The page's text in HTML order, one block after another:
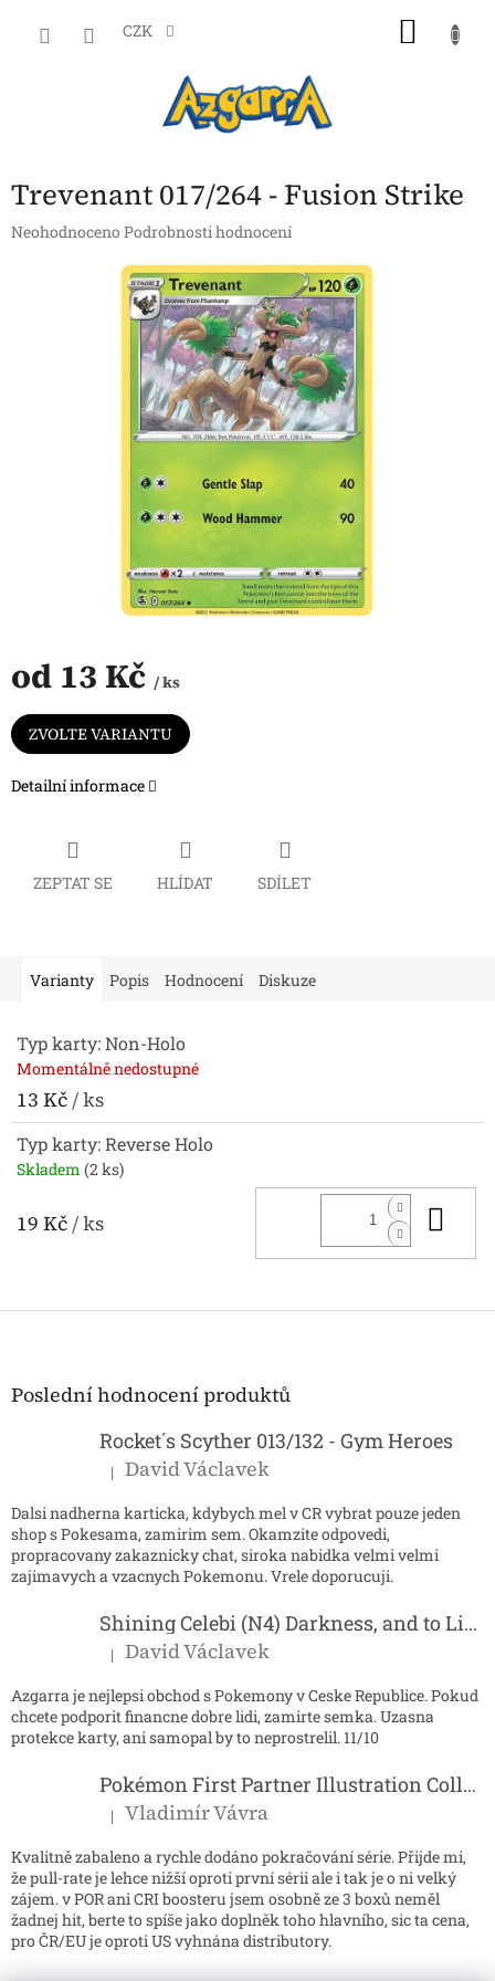
CZK
Trevenant 017/264 - Fusion Strike
Průměrné
Neohodnoceno Podrobnosti hodnocení
od 13 Kč / ks
Měrná
cena:ZVOLTE VARIANTU
Detailní informace
ZEPTAT SE HLÍDAT SDÍLET
Varianty Popis Hodnocení Diskuze
Typ karty: Non-Holo
Momentálně nedostupné
13 Kč / ks
Typ karty: Reverse Holo
Skladem (2 ks)
19 Kč / ks
Z
Poslední hodnocení produktů
Rocket´s Scyther 013/132 - Gym Heroes
Hodnocení produktu je 5 z 5 hvězdiček.
| David Václavek
Dalsi nadherna karticka, kdybych mel v CR vybrat pouze jeden
shop s Pokesama, zamirim sem. Okamzite odpovedi,
propracovany zakaznicky chat, siroka nabidka velmi velmi
zajimavych a vzacnych Pokemonu. Vrele doporucuji.
Shining Celebi (N4) Darkness, and to Light...
Hodnocení produktu je 5 z 5 hvězdiček.
| David Václavek
Azgarra je nejlepsi obchod s Pokemony v Ceske Republice. Pokud
chcete podporit financne dobre lidi, zamirte semka. Uzasna
protekce karty, ani samopal by to neprostrelil. 11/10
Pokémon First Partner Illustration Collection - Series 2
Hodnocení produktu je 5 z 5 hvězdiček.
| Vladimír Vávra
Kvalitně zabaleno a rychle dodáno pokračování série. Přijde mi,
že pull-rate je lehce nižší oproti první sérii ale i tak je o ni velký
zájem. v POR ani CRI boosteru jsem osobně ze 3 boxů neměl
žadnej hit, berte to spíše jako doplněk toho hlavního, sic ta cena,
pro ČR/EU je oproti US vyhnána distributory.